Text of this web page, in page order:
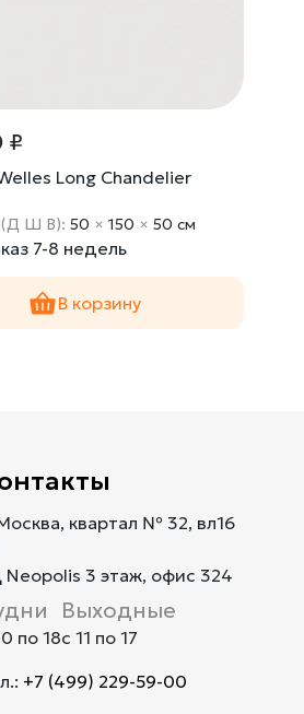
₽
Long Chandelier
(Д Ш В):50 ×150 ×50 cм
7-8 недель
В корзину
квартал № 32, вл16
Neopolis 3 этаж, офис 324
по 18
Выходные
с 11 по 17
+7 (499) 229-59-00